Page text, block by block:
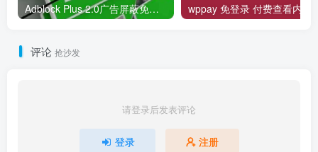
Adblock Plus 2.0广告屏蔽免费订阅节点规则【每日更新】
评论 抢沙发
请登录后发表评论
登录 注册